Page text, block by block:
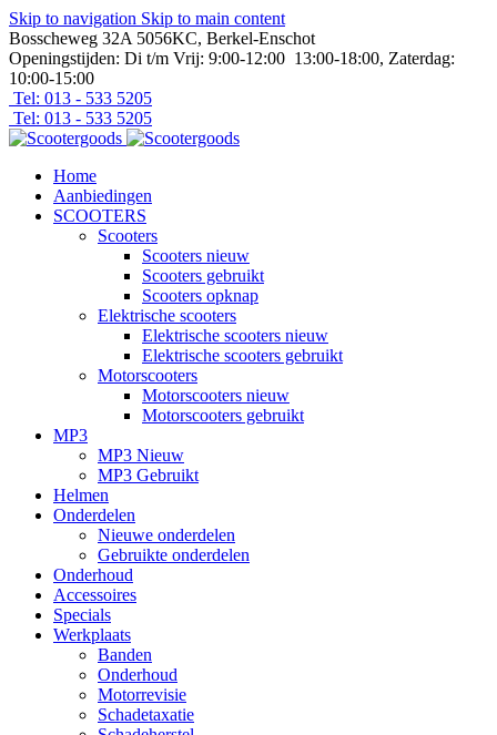
Skip to navigation Skip to main content
Bosscheweg 32A 5056KC, Berkel-Enschot
Openingstijden: Di t/m Vrij: 9:00-12:00 13:00-18:00, Zaterdag:
10:00-15:00
Tel: 013 - 533 5205
Tel: 013 - 533 5205
Home
Aanbiedingen
SCOOTERS
Scooters
Scooters nieuw
Scooters gebruikt
Scooters opknap
Elektrische scooters
Elektrische scooters nieuw
Elektrische scooters gebruikt
Motorscooters
Motorscooters nieuw
Motorscooters gebruikt
MP3
MP3 Nieuw
MP3 Gebruikt
Helmen
Onderdelen
Nieuwe onderdelen
Gebruikte onderdelen
Onderhoud
Accessoires
Specials
Werkplaats
Banden
Onderhoud
Motorrevisie
Schadetaxatie